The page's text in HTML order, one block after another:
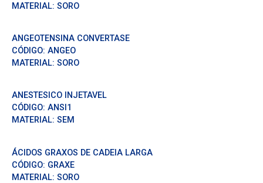
MATERIAL: SORO
ANGEOTENSINA CONVERTASE
CÓDIGO: ANGEO
MATERIAL: SORO
ANESTESICO INJETAVEL
CÓDIGO: ANSI1
MATERIAL: SEM
ÁCIDOS GRAXOS DE CADEIA LARGA
CÓDIGO: GRAXE
MATERIAL: SORO